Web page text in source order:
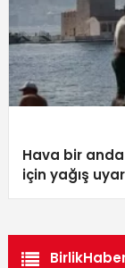
Hava bir
için yağış